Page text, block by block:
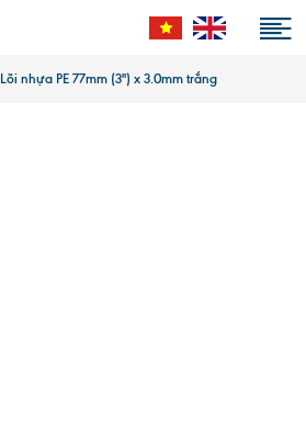
Lõi nhựa PE 77mm (3'') x 3.0mm trắng